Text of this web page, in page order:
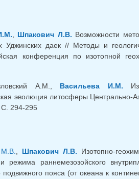
Шпакович Л.В. Возможности
Уджинских даек // Методы и
конференция по изотопной
А.М., Васильева И.М.
эволюция литосферы Центрально-
С. 294-295
М.В. Шпакович Л.В. Изотопно-
режима раннемезозойского
пояса (от океана к